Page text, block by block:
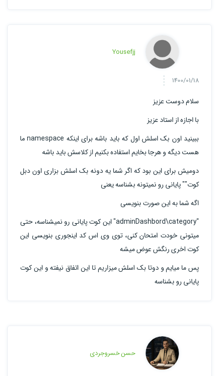
Yousefjj
1400/01/18
سلام دوست عزیز
با اجازه از استاد عزیز
ببینید اون بک اسلش اول که باید باشه برای اینکه namespace ما
هست دیگه و هرجا بخایم استفاده بکنیم از کلاسش باید باشه
دومیش برای این بود که اگر شما یه دونه بک اسلش بزاری اون دبل
کوت"" پایانی رو نمیتونه بشناسه یعنی
اگه شما به این صورت بنویسی
"adminDashbord\category" این کوت پایانی رو نمیشناسه، حتی
میتونی خودت امتحان کنی، توی وی اس کد اینجوری بنویسی این
کوت اخری رنگش عوض میشه
پس ما میایم و دوتا بک اسلش میزاریم تا این اتفاق نیفته و این کوت
پایانی رو بشناسه
حسن خسروجردی